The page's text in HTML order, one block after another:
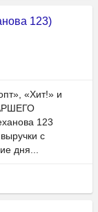
123)
«Хит!» и
123
с
дня...